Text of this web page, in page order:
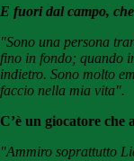
E fuori dal campo,
"Sono una persona
fino in fondo; quando
indietro. Sono molto
faccio nella mia vita".
C’è un giocatore
"Ammiro soprattutto